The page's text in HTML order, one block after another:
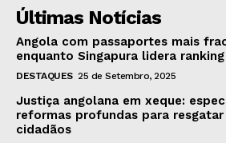
Últimas Notícias
Angola com passaportes mais
enquanto Singapura lidera
DESTAQUES 25 de Setembro, 2025
Justiça angolana em xeque:
reformas profundas para
cidadãos